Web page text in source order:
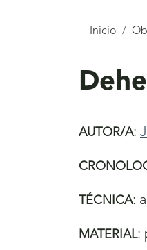
Está
Inicio
AUTOR/A:
TÉCNICA:
MATERIAL: